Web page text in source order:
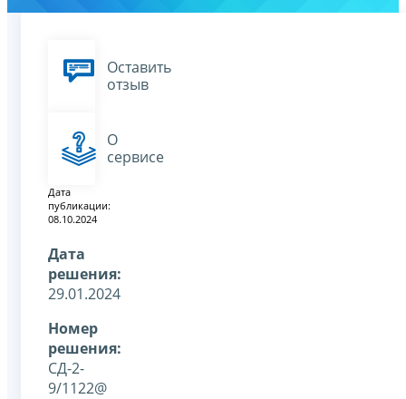
Оставить
отзыв
О
сервисе
Дата
публикации:
08.10.2024
Дата
решения:
29.01.2024
Номер
решения:
СД-2-
9/1122@